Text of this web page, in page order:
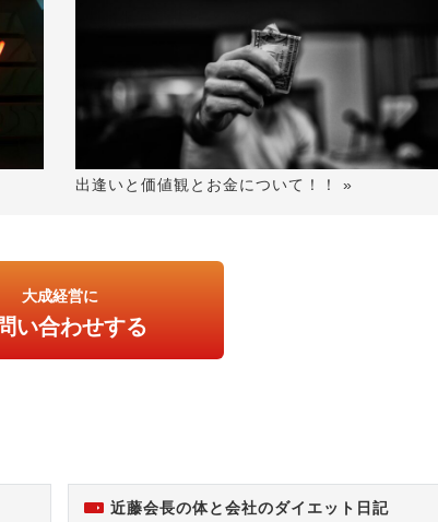
出逢いと価値観とお金について！！ »
大成経営に
い合わせする
近藤会長の体と会社のダイエット日記